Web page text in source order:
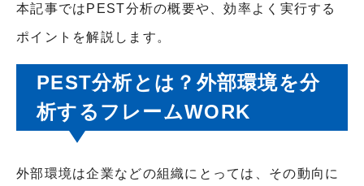
本記事ではPEST分析の概要や、効率よく実行する
ポイントを解説します。
PEST分析とは？外部環境を分
析するフレームWORK
外部環境は企業などの組織にとっては、その動向に